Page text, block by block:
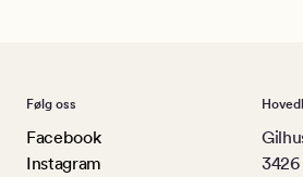
Følg oss
Facebook
Instagram
3426